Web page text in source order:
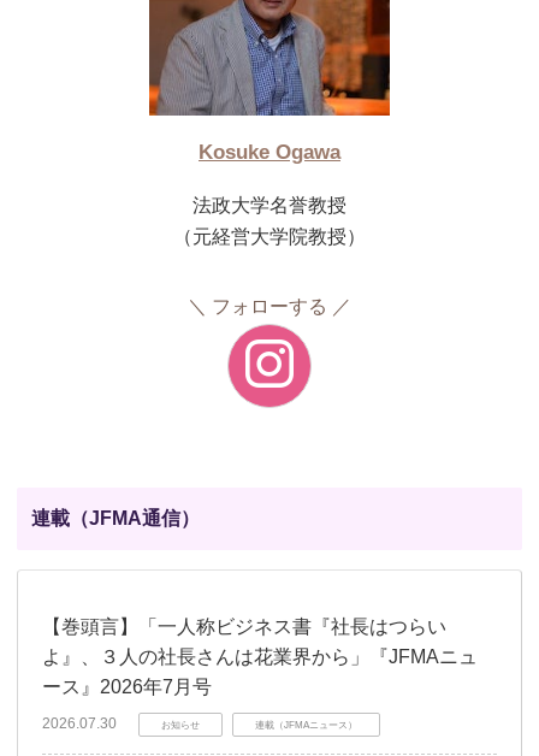
Kosuke Ogawa
法政大学名誉教授
（元経営大学院教授）
フォローする
連載（JFMA通信）
【巻頭言】「一人称ビジネス書『社長はつらい
よ』、３人の社長さんは花業界から」『JFMAニュ
ース』2026年7月号
2026.07.30 お知らせ 連載（JFMAニュース）